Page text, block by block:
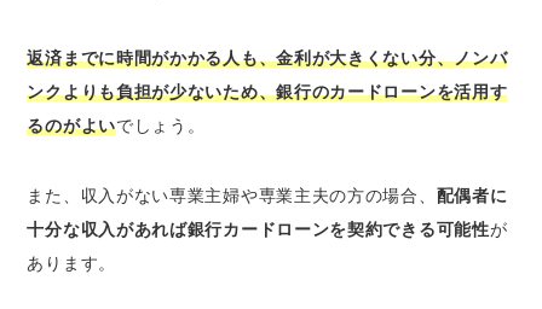
返済までに時間がかかる人も、金利が大きくない分、ノンバ
ンクよりも負担が少ないため、銀行のカードローンを活用す
るのがよいでしょう。
また、収入がない専業主婦や専業主夫の方の場合、 配偶者に
十分な収入があれば銀行カードローンを契約できる可能性が
あります。